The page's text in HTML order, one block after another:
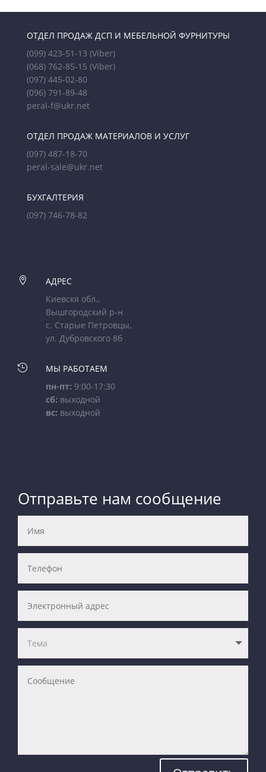
ОТДЕЛ ПРОДАЖ ДСП И МЕБЕЛЬНОЙ ФУРНИТУРЫ
(099) 423-51-13 (Viber)
(068) 762-85-15 (Viber)
(097) 445-02-80
(096) 791-89-48
peral-f@ukr.net
ОТДЕЛ ПРОДАЖ МАТЕРИАЛОВ И УСЛУГ
(097) 487-18-70
peral-sale@ukr.net
БУХГАЛТЕРИЯ
(097) 746-78-82

АДРЕС
Киевскя обл.,
Вышгородский р-н
с. Старые Петровцы,
ул. Дубровского 8б

МЫ РАБОТАЕМ
пн-пт: 9:00-17:30
сб: выходной
вс: выходной
Отправьте нам сообщение